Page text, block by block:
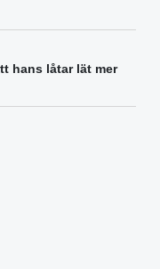
hans låtar lät mer